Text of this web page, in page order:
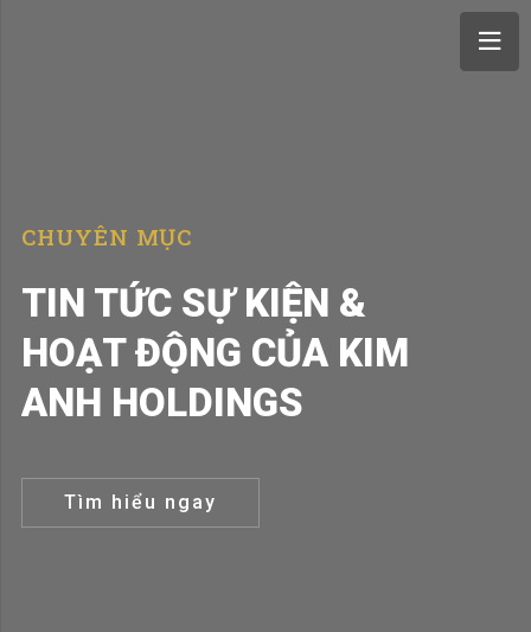
TIN TỨC SỰ KIỆN &
HOẠT ĐỘNG CỦA KIM
ANH HOLDINGS
CHUYÊN MỤC
Tìm hiểu ngay